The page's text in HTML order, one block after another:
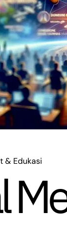
& Edukasi